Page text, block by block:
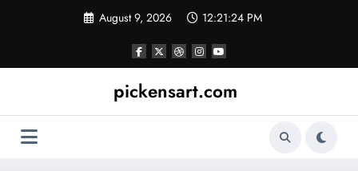
August 9, 2026 12:21:25 PM
pickensart.com